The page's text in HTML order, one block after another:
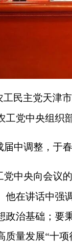
工民主党天津
工党中央组织
中调整，于
党中央向会议
他在讲话中强
政治基础；要
质量发展“十